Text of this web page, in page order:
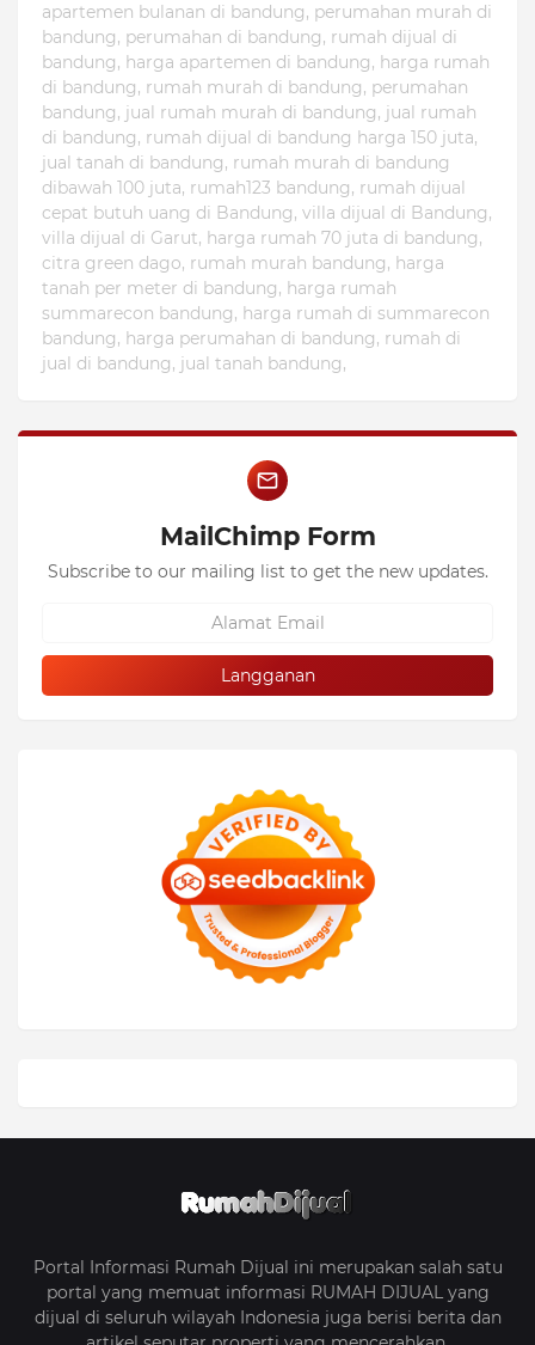
apartemen bulanan di bandung, perumahan murah di
bandung, perumahan di bandung, rumah dijual di
bandung, harga apartemen di bandung, harga rumah
di bandung, rumah murah di bandung, perumahan
bandung, jual rumah murah di bandung, jual rumah
di bandung, rumah dijual di bandung harga 150 juta,
jual tanah di bandung, rumah murah di bandung
dibawah 100 juta, rumah123 bandung, rumah dijual
cepat butuh uang di Bandung, villa dijual di Bandung,
villa dijual di Garut, harga rumah 70 juta di bandung,
citra green dago, rumah murah bandung, harga
tanah per meter di bandung, harga rumah
summarecon bandung, harga rumah di summarecon
bandung, harga perumahan di bandung, rumah di
jual di bandung, jual tanah bandung,
MailChimp Form
Subscribe to our mailing list to get the new updates.
Portal Informasi Rumah Dijual ini merupakan salah satu
portal yang memuat informasi RUMAH DIJUAL yang
dijual di seluruh wilayah Indonesia juga berisi berita dan